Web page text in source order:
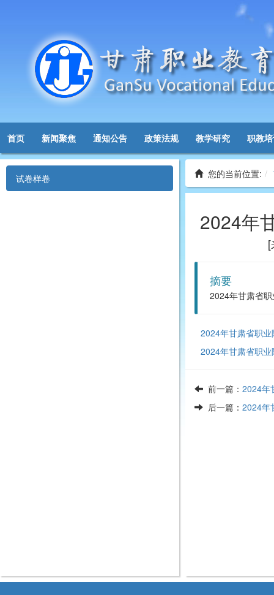
首页 新闻聚焦 通知公告 政策法规 教学研究 职教
试卷样卷 您的当前位置:
2024年
摘要
2024年甘肃省
2024年甘肃省职
2024年甘肃省职
前一篇： 2024年
后一篇： 2024年